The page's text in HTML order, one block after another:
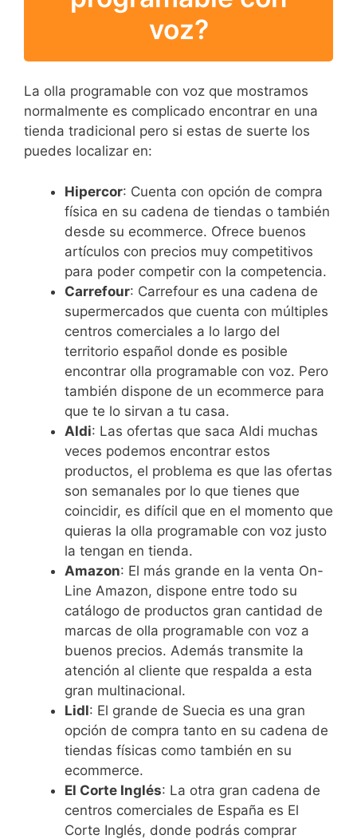
voz?
La olla programable con voz que mostramos
normalmente es complicado encontrar en una
tienda tradicional pero si estas de suerte los
puedes localizar en:
Hipercor: Cuenta con opción de compra
física en su cadena de tiendas o también
desde su ecommerce. Ofrece buenos
artículos con precios muy competitivos
para poder competir con la competencia.
Carrefour: Carrefour es una cadena de
supermercados que cuenta con múltiples
centros comerciales a lo largo del
territorio español donde es posible
encontrar olla programable con voz. Pero
también dispone de un ecommerce para
que te lo sirvan a tu casa.
Aldi: Las ofertas que saca Aldi muchas
veces podemos encontrar estos
productos, el problema es que las ofertas
son semanales por lo que tienes que
coincidir, es difícil que en el momento que
quieras la olla programable con voz justo
la tengan en tienda.
Amazon: El más grande en la venta On-
Line Amazon, dispone entre todo su
catálogo de productos gran cantidad de
marcas de olla programable con voz a
buenos precios. Además transmite la
atención al cliente que respalda a esta
gran multinacional.
Lidl: El grande de Suecia es una gran
opción de compra tanto en su cadena de
tiendas físicas como también en su
ecommerce.
El Corte Inglés: La otra gran cadena de
centros comerciales de España es El
Corte Inglés, donde podrás comprar